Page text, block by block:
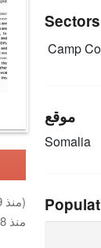
1 July 2017 (منذ 9 سنوات)
Sectors
Camp
موقع
Somalia